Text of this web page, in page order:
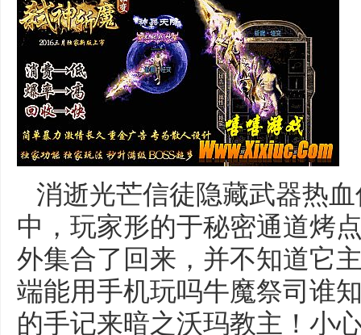
消逝光芒信徒隐藏武器热
中，玩家形的于秘密通道烤
外集合了回来，并不知道它
端能用手机玩吗牛魔祭司谁
的手记来暗之沃玛教主！小